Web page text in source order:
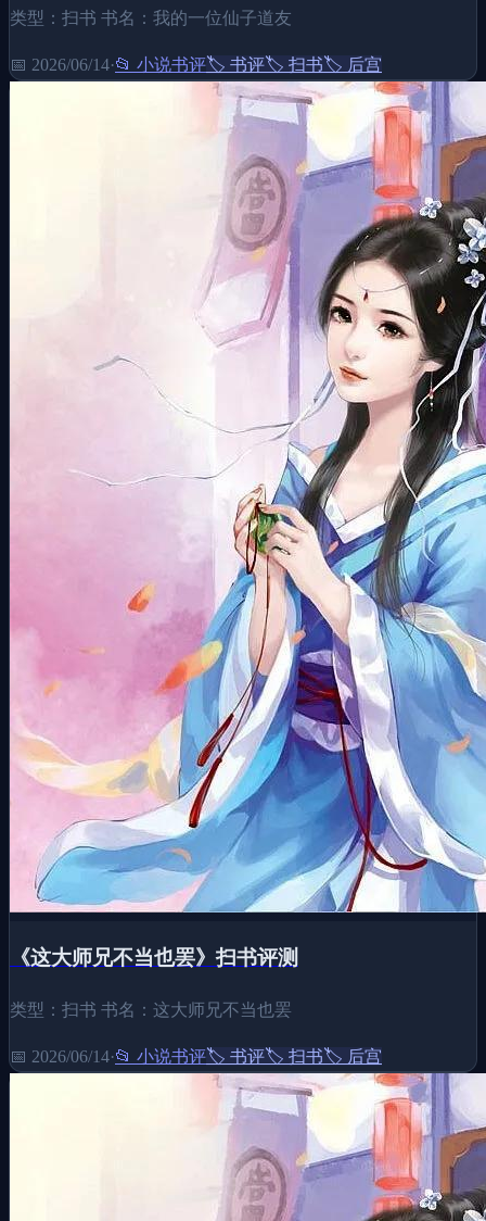
类型：扫书 书名：我的一位仙子道友
📅 2026/06/14·📂 小说书评🏷️ 书评🏷️ 扫书🏷️ 后宫
《这大师兄不当也罢》扫书评测
类型：扫书 书名：这大师兄不当也罢
📅 2026/06/14·📂 小说书评🏷️ 书评🏷️ 扫书🏷️ 后宫